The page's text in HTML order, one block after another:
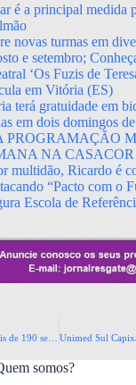
é a principal medida
novas turmas em
e setembro;
‘Os Fuzis de
em Vitória (ES)
terá gratuidade em
em dois domingos
PROGRAMAÇÃO
NA CASACOR
multidão, Ricardo é
“Pacto com o
Escola de
somos?